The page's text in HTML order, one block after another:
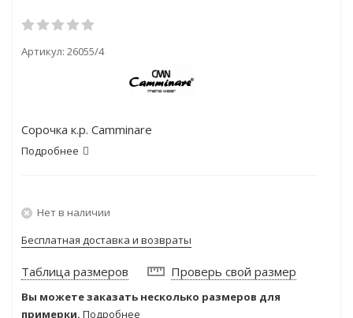
Артикул: 26055/4
Сорочка к.р. Camminare
Подробнее
Нет в наличии
Бесплатная доставка и возвраты
Таблица размеров Проверь свой размер
Вы можете заказать несколько размеров для
примерки. Подробнее